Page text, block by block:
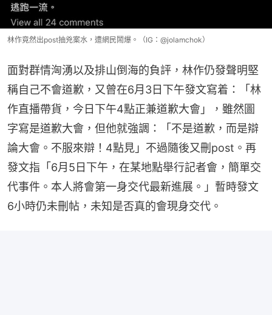
林作竟然出post抽兇案水，遭網民鬧爆。（IG：@jolamchok）
面對群情洶湧以及排山倒海的負評，林作仍發聲明堅
稱自己不會道歉，又曾在6月3日下午發文寫着：「林
作直播帶貨，今日下午4點正兼道歉大會」，雖然圖
字寫是道歉大會，但他就強調：「不是道歉，而是辯
論大會。不服來辯！4點見」不過隨後又刪post。再
發文指「6月5日下午，在某地點舉行記者會，簡單交
代事件。本人將會第一身交代最新進展。」暫時發文
6小時仍未刪帖，未知是否真的會現身交代。